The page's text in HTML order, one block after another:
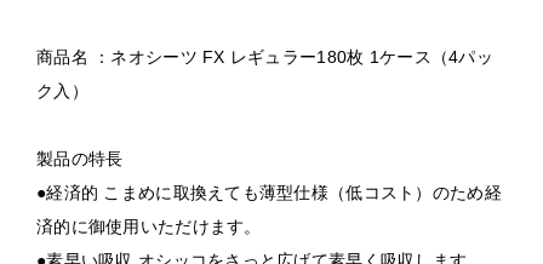
商品名 ：ネオシーツ FX レギュラー180枚 1ケース（4パッ
ク入）
製品の特長
●経済的 こまめに取換えても薄型仕様（低コスト）のため経
済的に御使用いただけます。
●素早い吸収 オシッコをさっと広げて素早く吸収します。